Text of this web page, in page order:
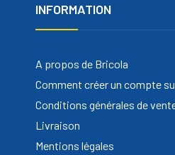
INFORMATION
A propos de Bricola
Comment créer un compte
Conditions générales de
Livraison
Mentions légales